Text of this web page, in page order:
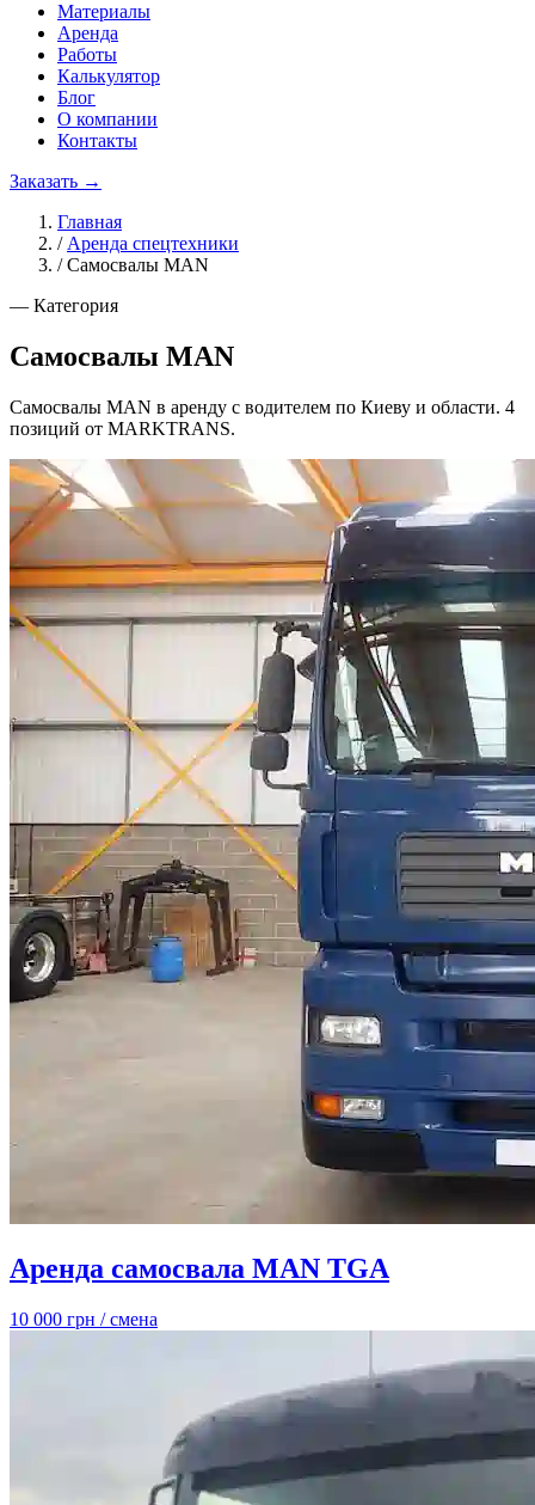
Материалы
Аренда
Работы
Калькулятор
Блог
О компании
Контакты
Заказать →
Главная
/ Аренда спецтехники
/ Самосвалы MAN
— Категория
Самосвалы MAN
Самосвалы MAN в аренду с водителем по Киеву и области. 4
позиций от MARKTRANS.
Аренда самосвала MAN TGA
10 000 грн / смена